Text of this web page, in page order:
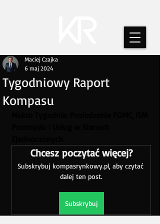
Tygodniowy Raport
Kompasu
Maciej Czajka
6 maj 2024
Chcesz poczytać więcej?
Subskrybuj kompasrynkowy.pl, aby czytać
dalej ten post.
Subskrybuj